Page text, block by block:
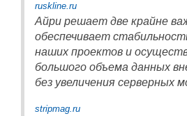
ruskline.ru
Айри решает две крайне
обеспечивает
наших проектов и
большого объема данных
без увеличения серверных
stripmag.ru